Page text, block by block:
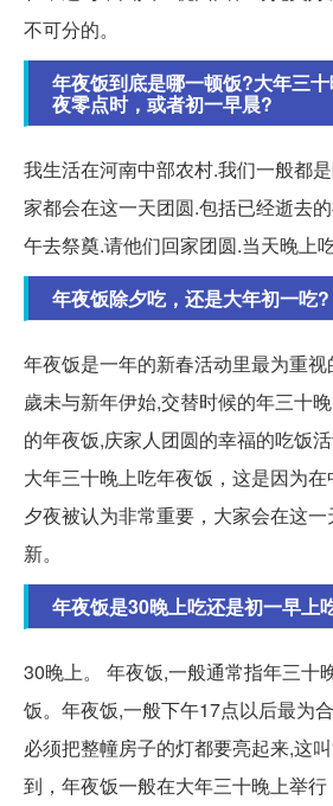
不可分的。
年夜饭到底是哪一顿饭?大年三
夜零点时，或者初一早晨?
我生活在河南中部农村.我们一般都
家都会在这一天团圆.包括已经逝去
午去祭奠.请他们回家团圆.当天晚上
年夜饭除夕吃，还是大年初一吃?
年夜饭是一年的新春活动里最为重
歲未与新年伊始,交替时候的年三十
的年夜饭,庆家人团圆的幸福的吃饭
大年三十晚上吃年夜饭，这是因为
夕夜被认为非常重要，大家会在这
新。
年夜饭是30晚上吃还是初一早上
30晚上。 年夜饭,一般通常指年三十
饭。年夜饭,一般下午17点以后最为
必须把整幢房子的灯都要亮起来,这
到，年夜饭一般在大年三十晚上举